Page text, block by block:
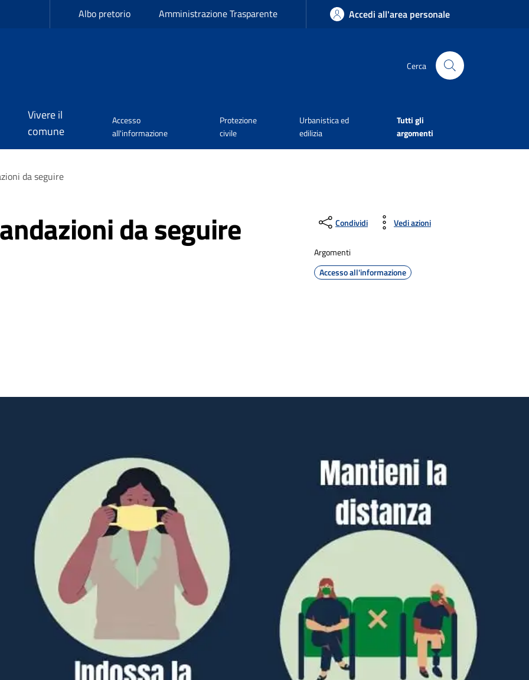
Albo pretorio Amministrazione Trasparente Accedi all'area personale
Cerca
Vivere il
comune
Accesso
all'informazione
Protezione
civile
Urbanistica ed
edilizia
Tutti gli
argomenti
da seguire
da seguire Condividi Vedi azioni
Argomenti
Accesso all'informazione